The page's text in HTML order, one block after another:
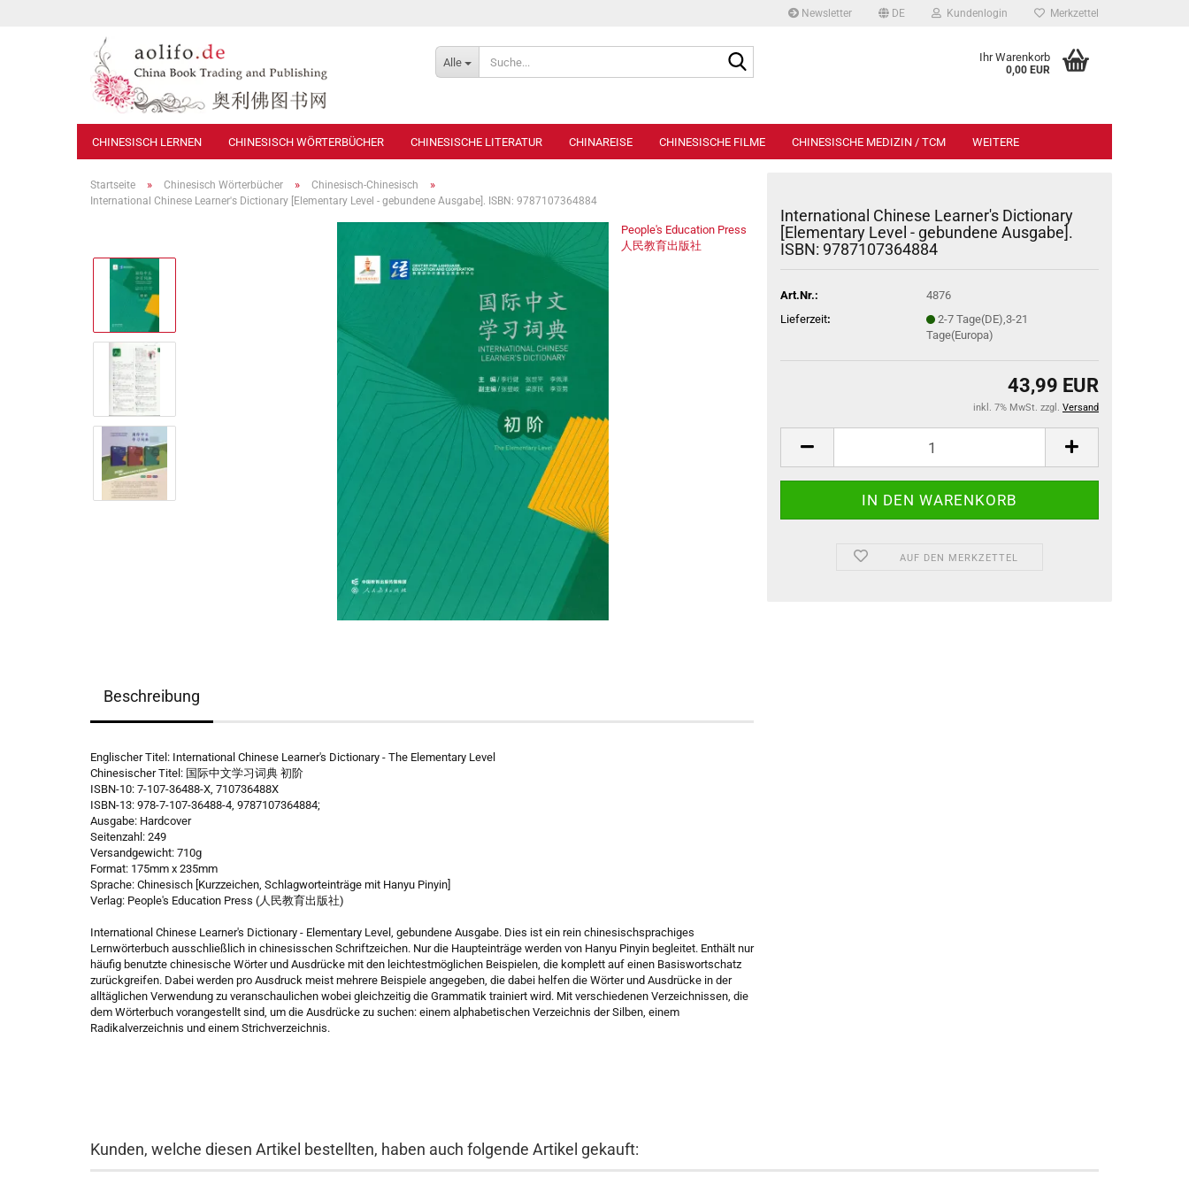
Newsletter DE Kundenlogin Merkzettel
Alle Ihr Warenkorb
0,00 EUR
CHINESISCH LERNEN CHINESISCH WÖRTERBÜCHER CHINESISCHE LITERATUR CHINAREISE CHINESISCHE FILME CHINESISCHE MEDIZIN / TCM WEITERE
Startseite » Chinesisch Wörterbücher » Chinesisch-Chinesisch »
International Chinese Learner's Dictionary [Elementary Level - gebundene Ausgabe]. ISBN: 9787107364884
People's Education Press
人民教育出版社
International Chinese Learner's Dictionary
[Elementary Level - gebundene Ausgabe].
ISBN: 9787107364884
Art.Nr.:
4876
Lieferzeit:
2-7 Tage(DE),3-21
Tage(Europa)
43,99 EUR
inkl. 7% MwSt. zzgl. Versand
AUF DEN MERKZETTEL
Beschreibung
Englischer Titel: International Chinese Learner's Dictionary - The Elementary Level
Chinesischer Titel: 国际中文学习词典 初阶
ISBN-10: 7-107-36488-X, 710736488X
ISBN-13: 978-7-107-36488-4, 9787107364884;
Ausgabe: Hardcover
Seitenzahl: 249
Versandgewicht: 710g
Format: 175mm x 235mm
Sprache: Chinesisch [Kurzzeichen, Schlagworteinträge mit Hanyu Pinyin]
Verlag: People's Education Press (人民教育出版社)
International Chinese Learner's Dictionary - Elementary Level, gebundene Ausgabe. Dies ist ein rein chinesischsprachiges
Lernwörterbuch ausschließlich in chinesisschen Schriftzeichen. Nur die Haupteinträge werden von Hanyu Pinyin begleitet. Enthält nur
häufig benutzte chinesische Wörter und Ausdrücke mit den leichtestmöglichen Beispielen, die komplett auf einen Basiswortschatz
zurückgreifen. Dabei werden pro Ausdruck meist mehrere Beispiele angegeben, die dabei helfen die Wörter und Ausdrücke in der
alltäglichen Verwendung zu veranschaulichen wobei gleichzeitig die Grammatik trainiert wird. Mit verschiedenen Verzeichnissen, die
dem Wörterbuch vorangestellt sind, um die Ausdrücke zu suchen: einem alphabetischen Verzeichnis der Silben, einem
Radikalverzeichnis und einem Strichverzeichnis.
Kunden, welche diesen Artikel bestellten, haben auch folgende Artikel gekauft: